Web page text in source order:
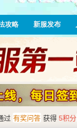
攻略 新服发布